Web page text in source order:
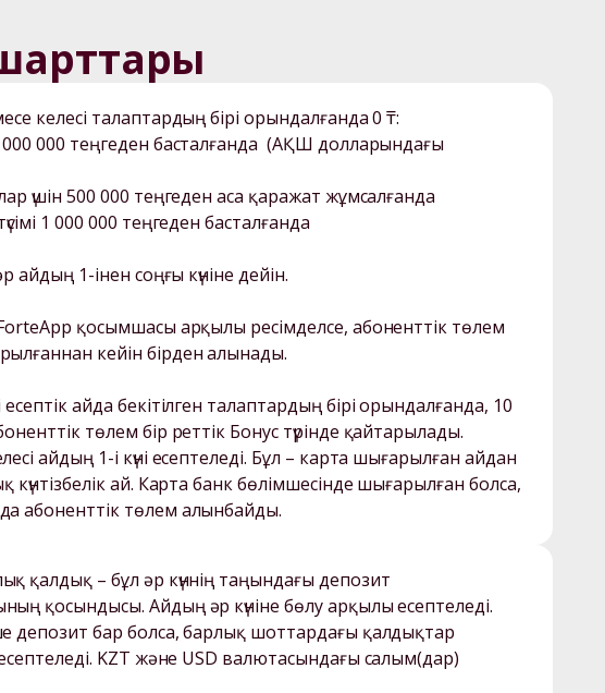
келесі талаптардың бірі орындалғанда 0 ₸:
000 теңгеден басталғанда  (АҚШ долларындағы
үшін 500 000 теңгеден аса қаражат жұмсалғанда
1 000 000 теңгеден басталғанда
айдың 1-інен соңғы күніне дейін.
қосымшасы арқылы ресімделсе, абоненттік төлем
кейін бірден алынады.
есептік айда бекітілген талаптардың бірі орындалғанда, 10
төлем бір реттік Бонус түрінде қайтарылады.
айдың 1-і күні есептеледі. Бұл – карта шығарылған айдан
күнтізбелік ай. Карта банк бөлімшесінде шығарылған болса,
абоненттік төлем алынбайды.
қалдық – бұл әр күннің таңындағы депозит
қосындысы. Айдың әр күніне бөлу арқылы есептеледі.
депозит бар болса, барлық шоттардағы қалдықтар
есептеледі. KZT және USD валютасындағы салым(дар)